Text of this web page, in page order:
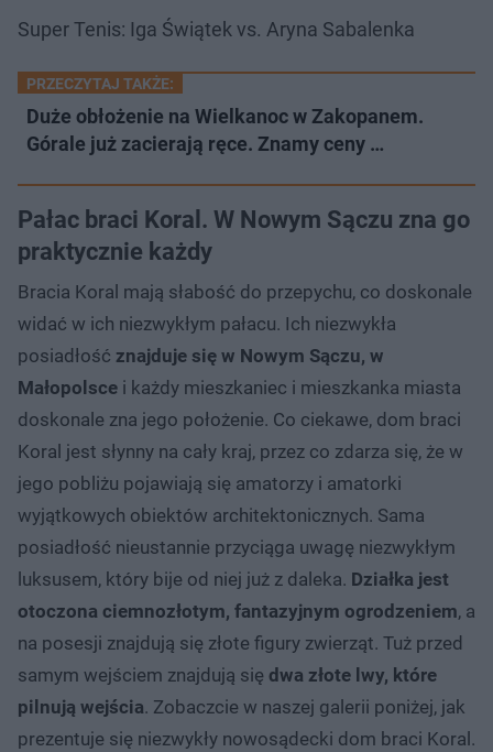
Super Tenis: Iga Świątek vs. Aryna Sabalenka
PRZECZYTAJ TAKŻE:
Duże obłożenie na Wielkanoc w Zakopanem.
Górale już zacierają ręce. Znamy ceny …
Pałac braci Koral. W Nowym Sączu zna go
praktycznie każdy
Bracia Koral mają słabość do przepychu, co doskonale
widać w ich niezwykłym pałacu. Ich niezwykła
posiadłość znajduje się w Nowym Sączu, w
Małopolsce i każdy mieszkaniec i mieszkanka miasta
doskonale zna jego położenie. Co ciekawe, dom braci
Koral jest słynny na cały kraj, przez co zdarza się, że w
jego pobliżu pojawiają się amatorzy i amatorki
wyjątkowych obiektów architektonicznych. Sama
posiadłość nieustannie przyciąga uwagę niezwykłym
luksusem, który bije od niej już z daleka. Działka jest
otoczona ciemnozłotym, fantazyjnym ogrodzeniem, a
na posesji znajdują się złote figury zwierząt. Tuż przed
samym wejściem znajdują się dwa złote lwy, które
pilnują wejścia. Zobaczcie w naszej galerii poniżej, jak
prezentuje się niezwykły nowosądecki dom braci Koral.